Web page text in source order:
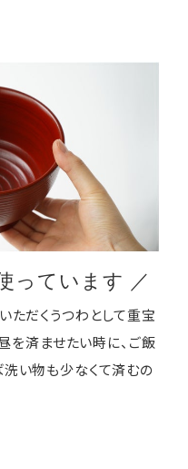
っています ／
ただくうつわとして重宝
を済ませたい時に、ご飯
い物も少なくて済むの